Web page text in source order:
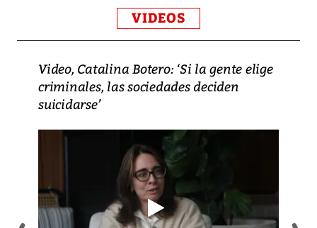
VIDEOS
Video, Catalina Botero: ‘Si la gente elige
criminales, las sociedades deciden
suicidarse’